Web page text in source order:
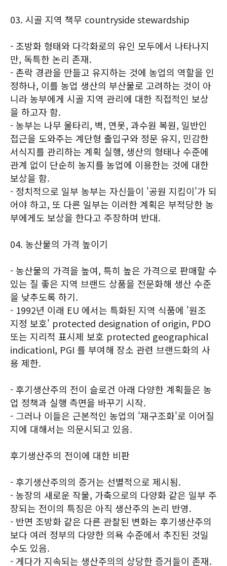
03. 시골 지역 책무 countryside stewardship
- 조방화 형태와 다각화로의 유인 모두에서 나타나지
만, 독특한 논리 존재.
- 촌락 경관을 만들고 유지하는 것에 농업의 역할을 인
정하나, 이를 농업 생산의 부산물로 고려하는 것이 아
니라 농부에게 시골 지역 관리에 대한 직접적인 보상
을 하고자 함.
- 농부는 나무 울타리, 벽, 연못, 과수원 복원, 일반인
접근을 도와주는 계단형 출입구와 정문 유지, 민감한
서식지를 관리하는 계획 실행, 생산의 형태나 수준에
관계 없이 단순히 농지를 농업에 이용한는 것에 대한
보상을 함.
- 정치적으로 일부 농부는 자신들이 '공원 지킴이'가 되
어야 하고, 또 다른 일부는 이러한 계획은 부적당한 농
부에게도 보상을 한다고 주장하며 반대.
04. 농산물의 가격 높이기
- 농산물의 가격을 높여, 특히 높은 가격으로 판매할 수
있는 질 좋은 지역 브랜드 상품을 전문화해 생산 수준
을 낮추도록 하기.
- 1992년 이래 EU 에서는 특화된 지역 식품에 '원조
지정 보호' protected designation of origin, PDO
또는 지리적 표시제 보호 protected geographical
indicationl, PGI 를 부여해 장소 관련 브랜드화의 사
용 제한.
- 후기생산주의 전이 슬로건 아래 다양한 계획들은 농
업 정책과 실행 측면을 바꾸기 시작.
- 그러나 이들은 근본적인 농업의 '재구조화'로 이어질
지에 대해서는 의문시되고 있음.
후기생산주의 전이에 대한 비판
- 후기생산주의의 증거는 선별적으로 제시됨.
- 농장의 새로운 작물, 가축으로의 다양화 같은 일부 주
장되는 전이의 특징은 아직 생산주의 논리 반영.
- 반면 조방화 같은 다른 관찰된 변화는 후기생산주의
보다 여러 정부의 다양한 의욕 수준에서 추진된 것일
수도 있음.
- 게다가 지속되는 생산주의의 상당한 증거들이 존재.